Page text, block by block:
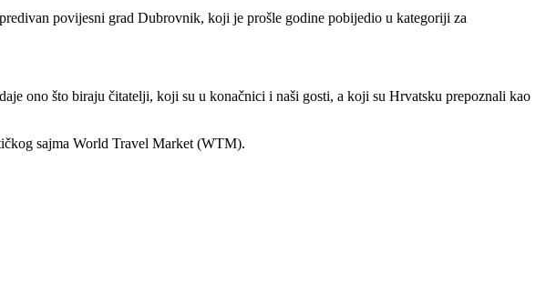
povijesni grad Dubrovnik, koji je prošle godine pobijedio u kategoriji za
ono što biraju čitatelji, koji su u konačnici i naši gosti, a koji su Hrvatsku prepoznali kao
sajma World Travel Market (WTM).